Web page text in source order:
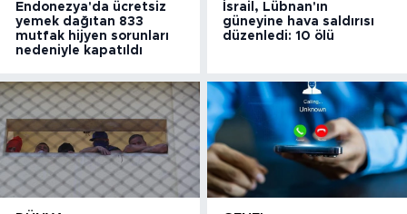
Endonezya'da ücretsiz
yemek dağıtan 833
mutfak hijyen sorunları
nedeniyle kapatıldı
İsrail, Lübnan'ın
güneyine hava saldırısı
düzenledi: 10 ölü